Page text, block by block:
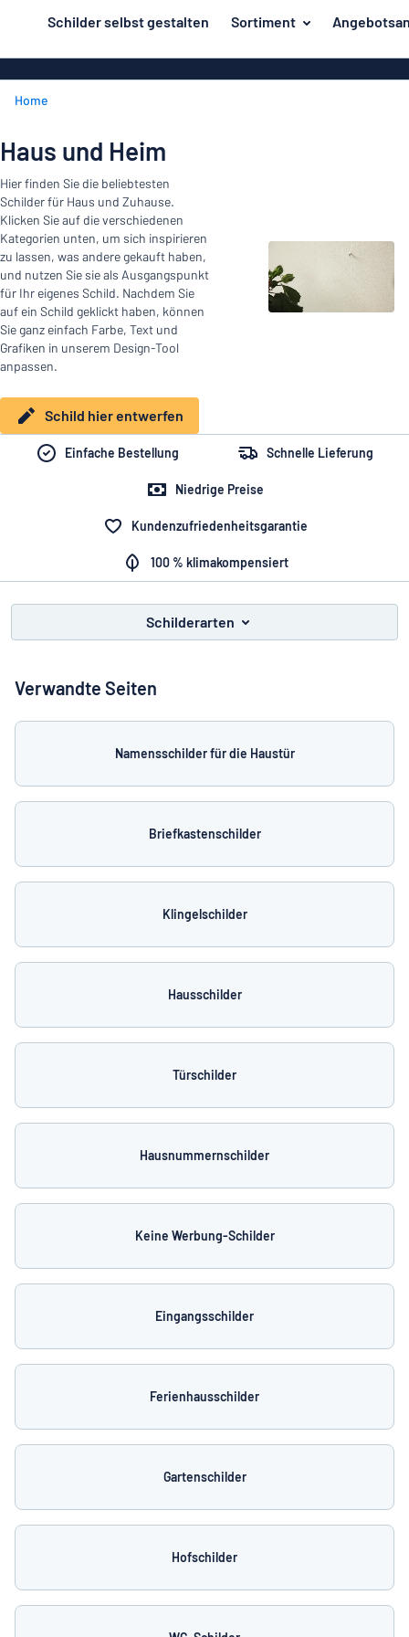
springen
Schilder selbst gestalten Sortiment
Herstellung
Haus und Heim
Kennzeichnung
Namensschilder
Aufkleber
Verkehr und Fahrzeuge
Industrie und Fertigung
Büro & Arbeitsplatz
Alle Kategorien anzeigen
Aufkleber
Das Gesuchte nicht gefunden?
Unsere
Bestseller
Material
Herstellung
Haus
und
Heim
Kennzeichnung
Namensschilder
Alle Kategorien anzeigen
zum
entwerfen
Home
Haus und Heim
Hier finden Sie die beliebtesten
Schilder für Haus und Zuhause.
Klicken Sie auf die verschiedenen
Kategorien unten, um sich inspirieren
zu lassen, was andere gekauft haben,
und nutzen Sie sie als Ausgangspunkt
für Ihr eigenes Schild. Nachdem Sie
auf ein Schild geklickt haben, können
Sie ganz einfach Farbe, Text und
Grafiken in unserem Design-Tool
anpassen.
Schild hier entwerfen
Einfache Bestellung Schnelle Lieferung
Niedrige Preise
Kundenzufriedenheitsgarantie
100 % klimakompensiert
Schilderarten
Verwandte Seiten
Namensschilder für die Haustür
Briefkastenschilder
Klingelschilder
Hausschilder
Türschilder
Hausnummernschilder
Keine Werbung-Schilder
Eingangsschilder
Ferienhausschilder
Gartenschilder
Hofschilder